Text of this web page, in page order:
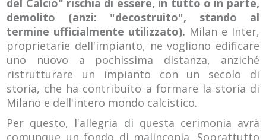
del Calcio" rischia di essere, in tutto o in parte,
demolito (anzi: "decostruito", stando al
termine ufficialmente utilizzato). Milan e Inter,
proprietarie dell'impianto, ne vogliono edificare
uno nuovo a pochissima distanza, anziché
ristrutturare un impianto con un secolo di
storia, che ha contribuito a formare la storia di
Milano e dell'intero mondo calcistico.
Per questo, l'allegria di questa cerimonia avrà
comunque un fondo di malinconia. Soprattutto